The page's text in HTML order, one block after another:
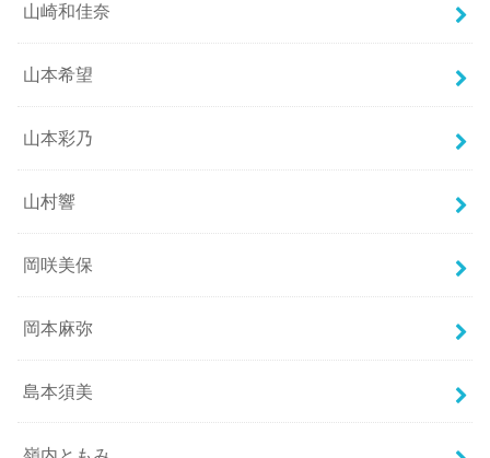
山崎和佳奈
山本希望
山本彩乃
山村響
岡咲美保
岡本麻弥
島本須美